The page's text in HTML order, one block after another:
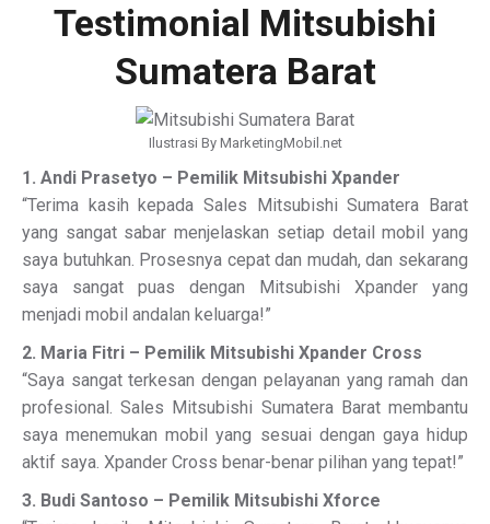
Testimonial Mitsubishi
Sumatera Barat
Ilustrasi By MarketingMobil.net
1. Andi Prasetyo – Pemilik Mitsubishi Xpander
“Terima kasih kepada Sales Mitsubishi Sumatera Barat
yang sangat sabar menjelaskan setiap detail mobil yang
saya butuhkan. Prosesnya cepat dan mudah, dan sekarang
saya sangat puas dengan Mitsubishi Xpander yang
menjadi mobil andalan keluarga!”
2. Maria Fitri – Pemilik Mitsubishi Xpander Cross
“Saya sangat terkesan dengan pelayanan yang ramah dan
profesional. Sales Mitsubishi Sumatera Barat membantu
saya menemukan mobil yang sesuai dengan gaya hidup
aktif saya. Xpander Cross benar-benar pilihan yang tepat!”
3. Budi Santoso – Pemilik Mitsubishi Xforce